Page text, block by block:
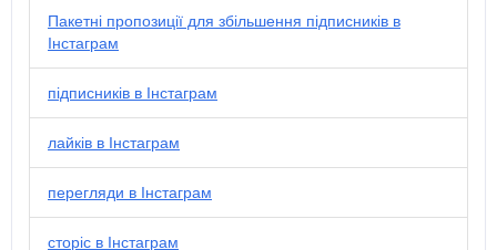
Пакетні пропозиції для збільшення підписників в
Інстаграм
підписників в Інстаграм
лайків в Інстаграм
перегляди в Інстаграм
сторіс в Інстаграм